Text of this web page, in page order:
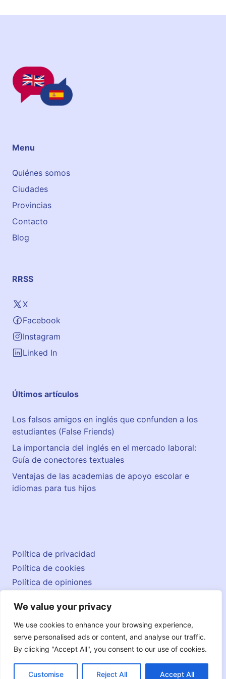
We value your privacy
We use cookies to enhance your browsing experience,
serve personalised ads or content, and analyse our traffic.
By clicking "Accept All", you consent to our use of cookies.
Customise Reject All Accept All
d
e
m
y
Menu
Quiénes somos
Ciudades
Provincias
Contacto
Blog
RRSS
X
Facebook
Instagram
Linked In
Últimos artículos
Los falsos amigos en inglés que confunden a los
estudiantes (False Friends)
La importancia del inglés en el mercado laboral:
Guía de conectores textuales
Ventajas de las academias de apoyo escolar e
idiomas para tus hijos
© 2026 englishatlas.es
Política de privacidad
Política de cookies
Política de opiniones
Contacto